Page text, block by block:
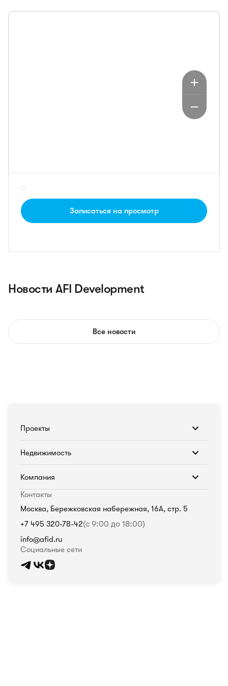
Записаться на просмотр
Новости AFI Development
Все новости
Проекты
Недвижимость
Компания
Контакты
Москва, Бережковская набережная, 16А, стр. 5
+7 495 320-78-42(с 9:00 до 18:00)
info@afid.ru
Социальные сети